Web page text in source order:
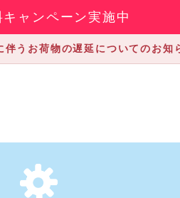
ャンペーン実施中
伴うお荷物の遅延についてのお知